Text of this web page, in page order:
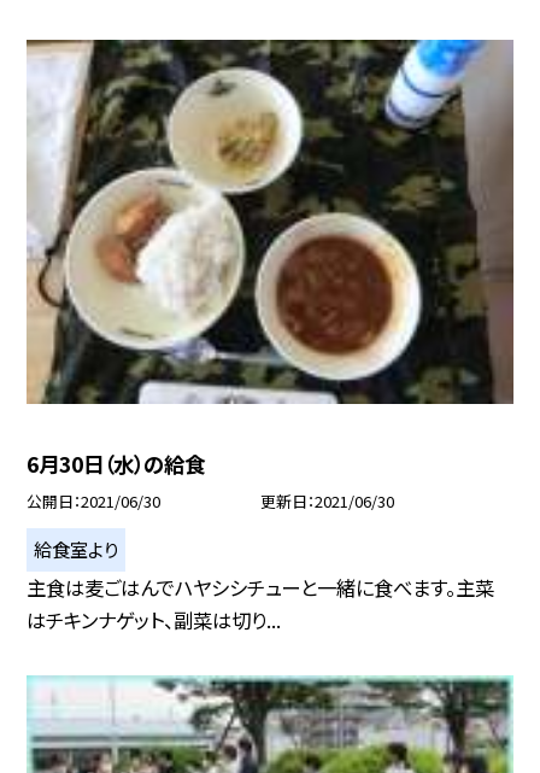
6月30日（水）の給食
公開日 2021/06/30 更新日 2021/06/30
給食室より
主食は麦ごはんでハヤシシチューと一緒に食べます。主菜
はチキンナゲット、副菜は切り...